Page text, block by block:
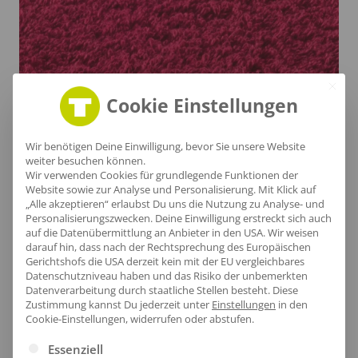
Sanfte Struktur
Die fein gewebte Oberfläche dieses Handtuchs
überzeugt durch ihre außergewöhnlich weiche
Haptik und eine gleichmäßige, dichte Faserstruktur.
Hochwertiges Walkfrottier sorgt für exzellente
Feuchtigkeitsaufnahme und ein kuscheliges
Cookie Einstellungen
Wir benötigen Deine Einwilligung, bevor Sie unsere Website
weiter besuchen können.
Wir verwenden Cookies für grundlegende Funktionen der
Website sowie zur Analyse und Personalisierung. Mit Klick auf
„Alle akzeptieren“ erlaubst Du uns die Nutzung zu Analyse- und
Personalisierungszwecken. Deine Einwilligung erstreckt sich auch
auf die Datenübermittlung an Anbieter in den USA. Wir weisen
darauf hin, dass nach der Rechtsprechung des Europäischen
Gerichtshofs die USA derzeit kein mit der EU vergleichbares
Datenschutzniveau haben und das Risiko der unbemerkten
Datenverarbeitung durch staatliche Stellen besteht. Diese
Zustimmung kannst Du jederzeit unter Einstellungen in den
Cookie-Einstellungen, widerrufen oder abstufen.
Es folgt eine Liste der Service-Gruppen, für die eine
Essenziell